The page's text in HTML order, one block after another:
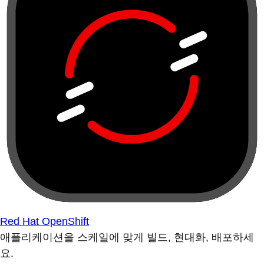
Red Hat OpenShift
애플리케이션을 스케일에 맞게 빌드, 현대화, 배포하세
요.